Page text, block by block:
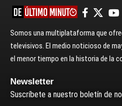
Somos una multiplataforma que
televisivos. El medio noticioso de
el menor tiempo en la historia de la
Newsletter
Suscríbete a nuestro boletín de